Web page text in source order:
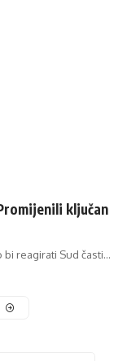
ključan
bi reagirati Sud časti…